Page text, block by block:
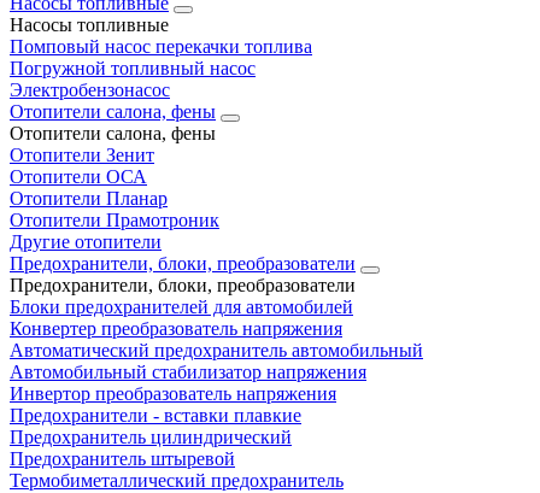
Насосы топливные
Помповый насос перекачки топлива
Погружной топливный насос
Электробензонасос
Отопители салона, фены
Отопители салона, фены
Отопители Зенит
Отопители ОСА
Отопители Планар
Отопители Прамотроник
Другие отопители
Предохранители, блоки, преобразователи
Предохранители, блоки, преобразователи
Блоки предохранителей для автомобилей
Конвертер преобразователь напряжения
Автоматический предохранитель автомобильный
Автомобильный стабилизатор напряжения
Инвертор преобразователь напряжения
Предохранители - вставки плавкие
Предохранитель цилиндрический
Предохранитель штыревой
Термобиметаллический предохранитель